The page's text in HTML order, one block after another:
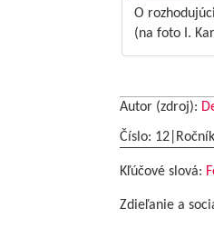
O
(na foto I.
Autor (zdroj):
Číslo:
Kľúčové slová:
Zdieľanie a